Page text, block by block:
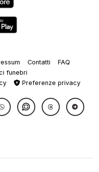
Contatti
FAQ
funebri
Preferenze privacy